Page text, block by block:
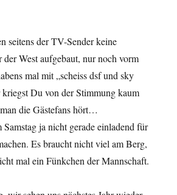
seitens der TV-Sender keine
West aufgebaut, nur noch vorm
mal mit „scheiss dsf und sky
Du von der Stimmung kaum
die Gästefans hört…
Samstag ja nicht gerade einladend für
Es braucht nicht viel am Berg,
mal ein Fünkchen der Mannschaft.